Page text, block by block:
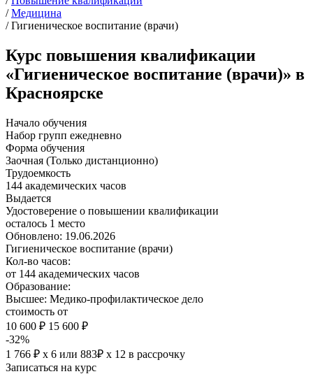
/ Медицина
/ Гигиеническое воспитание (врачи)
Курс повышения квалификации
«Гигиеническое воспитание (врачи)» в
Красноярске
Начало обучения
Набор групп ежедневно
Форма обучения
Заочная (Только дистанционно)
Трудоемкость
144 академических часов
Выдается
Удостоверение о повышении квалификации
осталось 1 место
Обновлено: 19.06.2026
Гигиеническое воспитание (врачи)
Кол-во часов:
от 144 академических часов
Образование:
Высшее: Медико-профилактическое дело
стоимость от
10 600 ₽ 15 600 ₽
-32%
1 766 ₽ х 6 или 883₽ х 12 в рассрочку
Записаться на курс